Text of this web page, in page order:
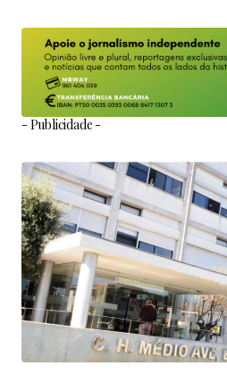
- Publicidade -